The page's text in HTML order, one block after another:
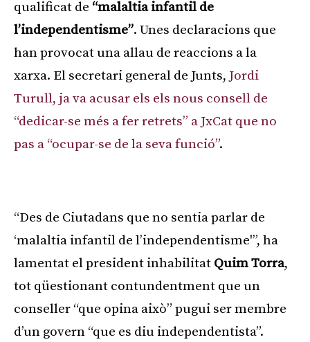
qualificat de “malaltia infantil de
l’independentisme”. Unes declaracions que
han provocat una allau de reaccions a la
xarxa. El secretari general de Junts, Jordi
Turull, ja va acusar els els nous consell de
“dedicar-se més a fer retrets” a JxCat que no
pas a “ocupar-se de la seva funció”.
“Des de Ciutadans que no sentia parlar de
‘malaltia infantil de l’independentisme'”, ha
lamentat el president inhabilitat Quim Torra,
tot qüestionant contundentment que un
conseller “que opina això” pugui ser membre
d’un govern “que es diu independentista”.